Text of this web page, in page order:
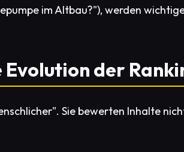
im Altbau?"), werden
Evolution der
Sie bewerten Inhalte